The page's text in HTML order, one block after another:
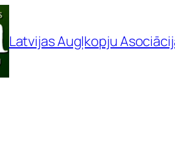
Latvijas Augļkopju